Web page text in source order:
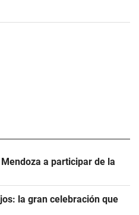
a participar de la
la gran celebración que